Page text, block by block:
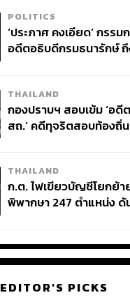
POLITICS
‘ประภาศ คงเอียด’ กรรม
อดีตอธิบดีกรมธนารักษ์
THAILAND
กองปราบฯ สอบเข้ม ‘อดี
สถ.’ คดีทุจริตสอบท้องถิ่
THAILAND
ก.ต. ไฟเขียวบัญชีโยกย้า
พิพากษา 247 ตำแหน่ง ดั
EDITOR'S PICKS